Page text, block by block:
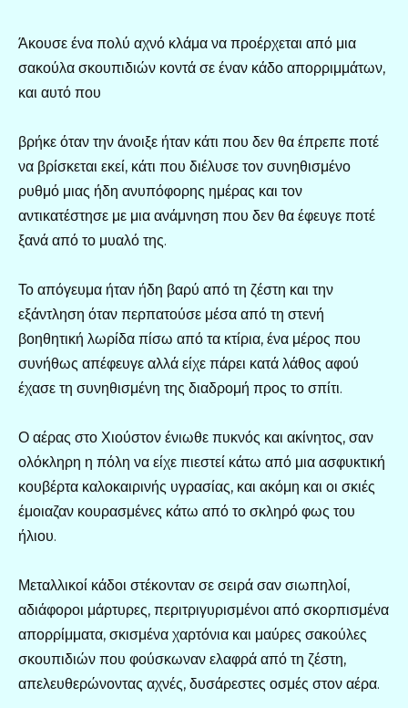
Άκουσε ένα πολύ αχνό κλάμα να προέρχεται από μια
σακούλα σκουπιδιών κοντά σε έναν κάδο απορριμμάτων,
και αυτό που
βρήκε όταν την άνοιξε ήταν κάτι που δεν θα έπρεπε ποτέ
να βρίσκεται εκεί, κάτι που διέλυσε τον συνηθισμένο
ρυθμό μιας ήδη ανυπόφορης ημέρας και τον
αντικατέστησε με μια ανάμνηση που δεν θα έφευγε ποτέ
ξανά από το μυαλό της.
Το απόγευμα ήταν ήδη βαρύ από τη ζέστη και την
εξάντληση όταν περπατούσε μέσα από τη στενή
βοηθητική λωρίδα πίσω από τα κτίρια, ένα μέρος που
συνήθως απέφευγε αλλά είχε πάρει κατά λάθος αφού
έχασε τη συνηθισμένη της διαδρομή προς το σπίτι.
Ο αέρας στο Χιούστον ένιωθε πυκνός και ακίνητος, σαν
ολόκληρη η πόλη να είχε πιεστεί κάτω από μια ασφυκτική
κουβέρτα καλοκαιρινής υγρασίας, και ακόμη και οι σκιές
έμοιαζαν κουρασμένες κάτω από το σκληρό φως του
ήλιου.
Μεταλλικοί κάδοι στέκονταν σε σειρά σαν σιωπηλοί,
αδιάφοροι μάρτυρες, περιτριγυρισμένοι από σκορπισμένα
απορρίμματα, σκισμένα χαρτόνια και μαύρες σακούλες
σκουπιδιών που φούσκωναν ελαφρά από τη ζέστη,
απελευθερώνοντας αχνές, δυσάρεστες οσμές στον αέρα.